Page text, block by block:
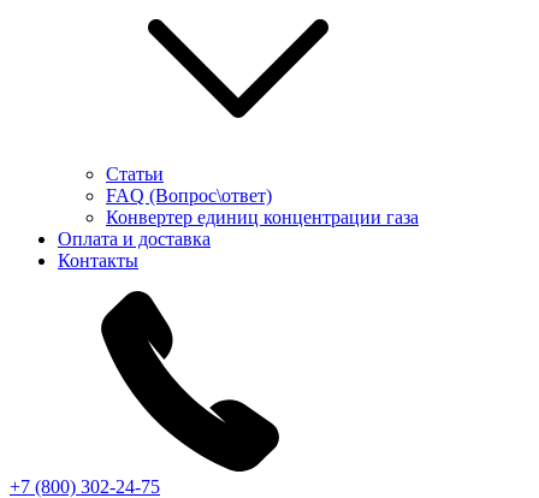
Статьи
FAQ (Вопрос\ответ)
Конвертер единиц концентрации газа
Оплата и доставка
Контакты
+7 (800) 302-24-75